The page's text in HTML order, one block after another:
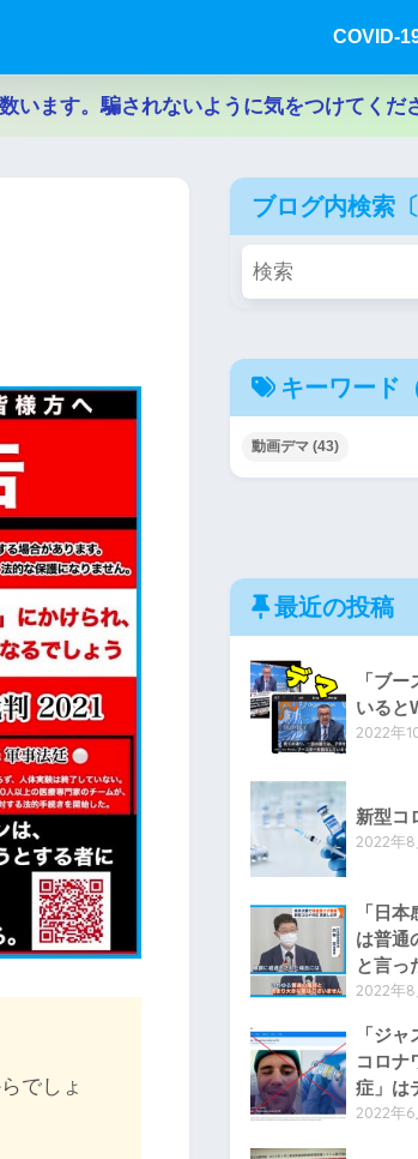
COVID-
ます。騙されないように気をつけてくだ
でしょ
ブログ内検索
キーワード
動画デマ (43)
最近の投稿
「ブ
いると
2022年
新型コ
2022年
「日
は普通
と言っ
2022年8
「ジ
コロナ
症」は
2022年6